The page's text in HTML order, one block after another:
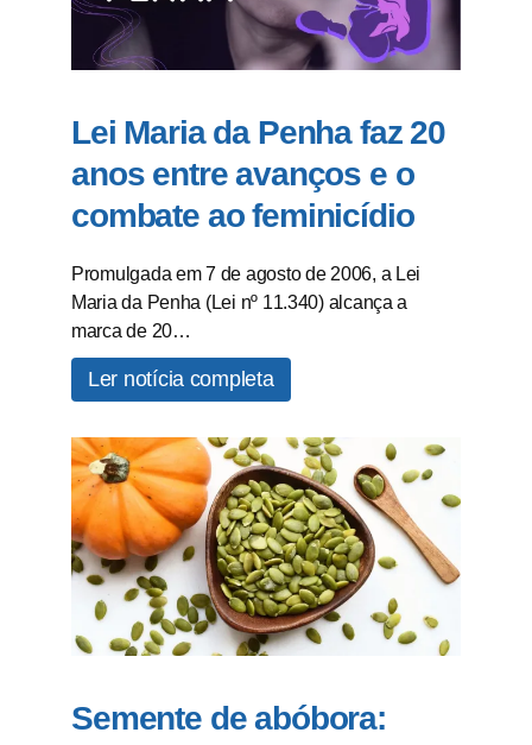
Lei Maria da Penha faz 20
anos entre avanços e o
combate ao feminicídio
Promulgada em 7 de agosto de 2006, a Lei
Maria da Penha (Lei nº 11.340) alcança a
marca de 20…
Ler notícia completa
Semente de abóbora: